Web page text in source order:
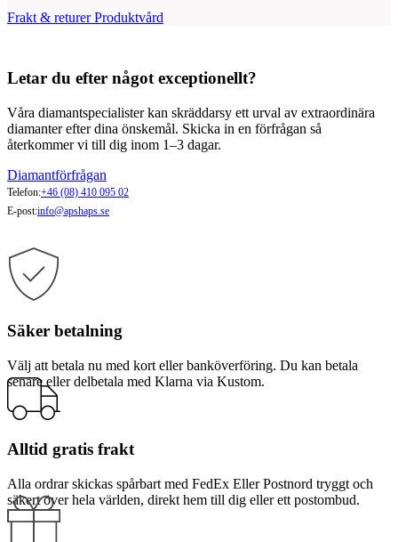
Frakt & returer Produktvård
Letar du efter något exceptionellt?
Våra diamantspecialister kan skräddarsy ett urval av extraordinära
diamanter efter dina önskemål. Skicka in en förfrågan så
återkommer vi till dig inom 1–3 dagar.
Diamantförfrågan
Telefon:+46 (08) 410 095 02
E-post:info@apshaps.se
Säker betalning
Välj att betala nu med kort eller banköverföring. Du kan betala
senare eller delbetala med Klarna via Kustom.
Alltid gratis frakt
Alla ordrar skickas spårbart med FedEx Eller Postnord tryggt och
säkert över hela världen, direkt hem till dig eller ett postombud.